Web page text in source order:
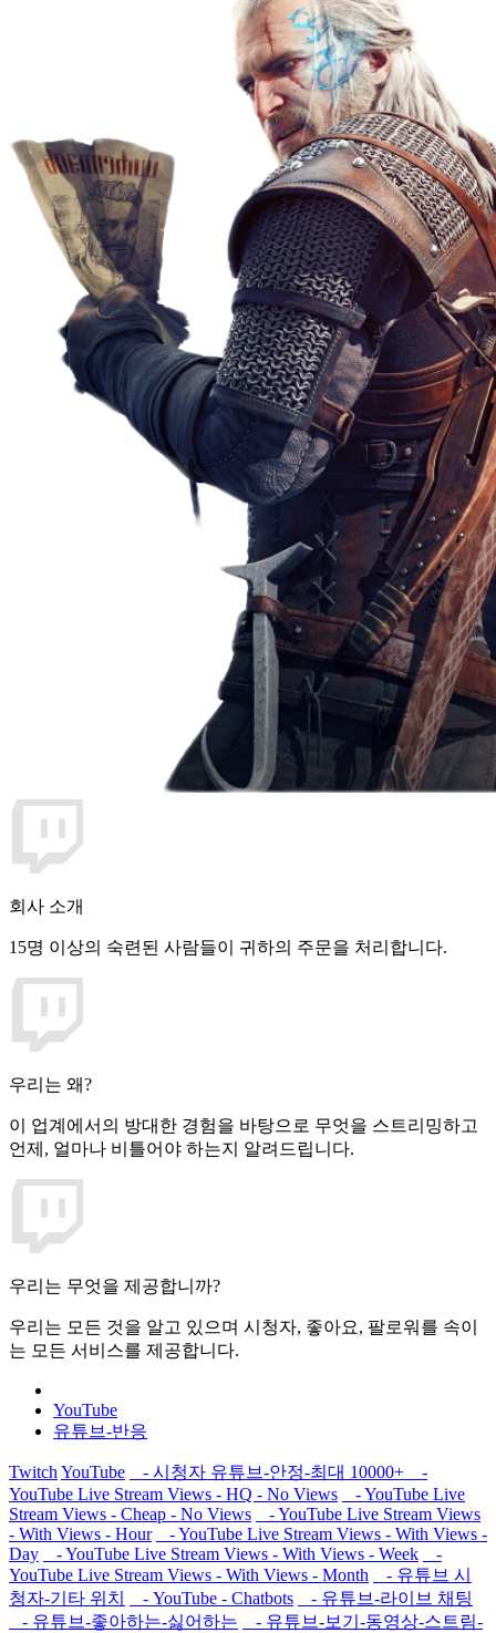
회사 소개
15명 이상의 숙련된 사람들이 귀하의 주문을 처리합니다.
우리는 왜?
이 업계에서의 방대한 경험을 바탕으로 무엇을 스트리밍하고
언제, 얼마나 비틀어야 하는지 알려드립니다.
우리는 무엇을 제공합니까?
우리는 모든 것을 알고 있으며 시청자, 좋아요, 팔로워를 속이
는 모든 서비스를 제공합니다.
YouTube
유튜브-반응
Twitch YouTube - 시청자 유튜브-안정-최대 10000+
-
YouTube Live Stream Views - HQ - No Views
- YouTube Live
Stream Views - Cheap - No Views
- YouTube Live Stream Views
- With Views - Hour
- YouTube Live Stream Views - With Views -
Day
- YouTube Live Stream Views - With Views - Week
-
YouTube Live Stream Views - With Views - Month
- 유튜브 시
청자-기타 위치
- YouTube - Chatbots
- 유튜브-라이브 채팅
- 유튜브-좋아하는-싫어하는
- 유튜브-보기-동영상-스트림-